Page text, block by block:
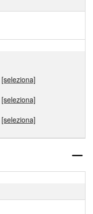
[seleziona]
[seleziona]
[seleziona]